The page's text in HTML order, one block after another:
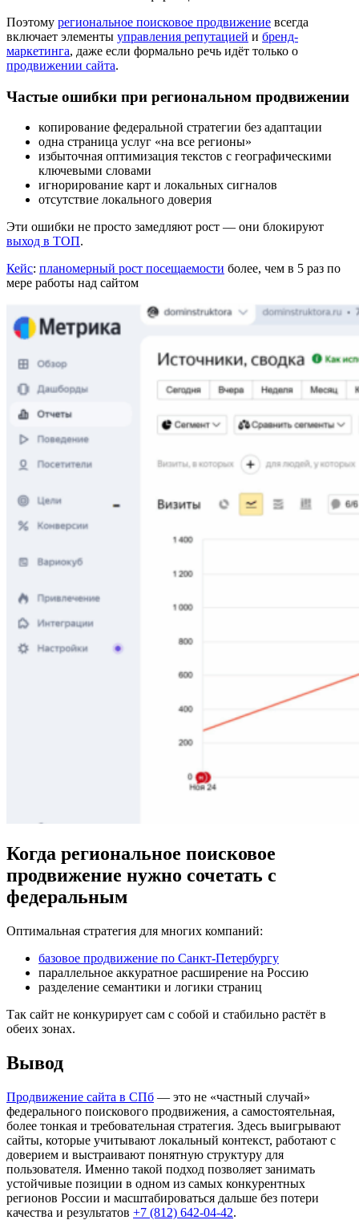
Поэтому региональное поисковое продвижение всегда
включает элементы управления репутацией и бренд-
маркетинга, даже если формально речь идёт только о
продвижении сайта.
Частые ошибки при региональном продвижении
копирование федеральной стратегии без адаптации
одна страница услуг «на все регионы»
избыточная оптимизация текстов с географическими
ключевыми словами
игнорирование карт и локальных сигналов
отсутствие локального доверия
Эти ошибки не просто замедляют рост — они блокируют
выход в ТОП.
Кейс: планомерный рост посещаемости более, чем в 5 раз по
мере работы над сайтом
Когда региональное поисковое
продвижение нужно сочетать с
федеральным
Оптимальная стратегия для многих компаний:
базовое продвижение по Санкт-Петербургу
параллельное аккуратное расширение на Россию
разделение семантики и логики страниц
Так сайт не конкурирует сам с собой и стабильно растёт в
обеих зонах.
Вывод
Продвижение сайта в СПб — это не «частный случай»
федерального поискового продвижения, а самостоятельная,
более тонкая и требовательная стратегия. Здесь выигрывают
сайты, которые учитывают локальный контекст, работают с
доверием и выстраивают понятную структуру для
пользователя. Именно такой подход позволяет занимать
устойчивые позиции в одном из самых конкурентных
регионов России и масштабироваться дальше без потери
качества и результатов +7 (812) 642-04-42.